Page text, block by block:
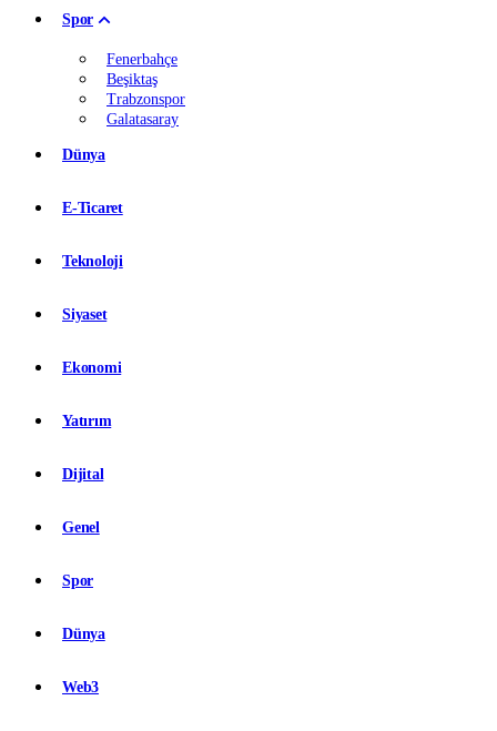
Spor
Fenerbahçe
Beşiktaş
Trabzonspor
Galatasaray
Dünya
E-Ticaret
Teknoloji
Siyaset
Ekonomi
Yatırım
Dijital
Genel
Spor
Dünya
Web3